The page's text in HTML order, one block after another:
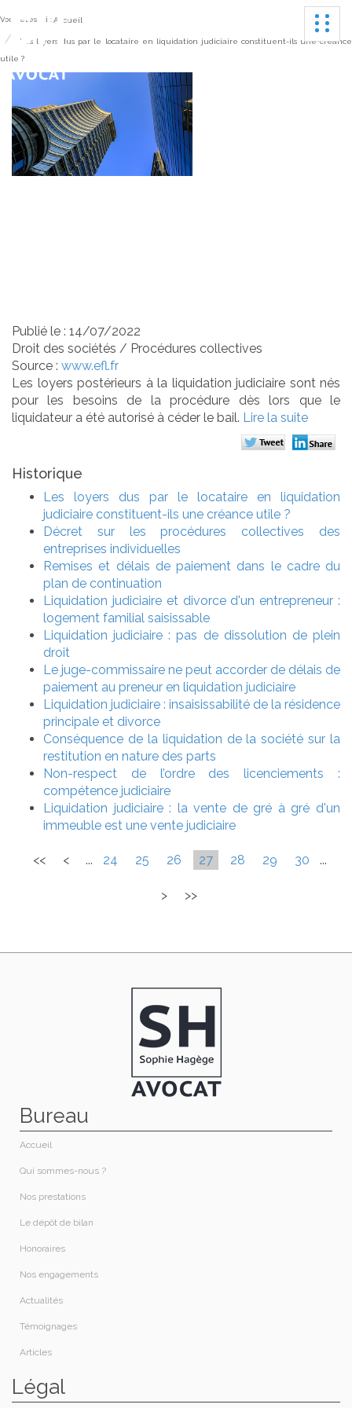
Vous êtes ici :Accueil
Les loyers dus par le locataire en liquidation judiciaire constituent-ils une créance
utile ?
Publié le : 14/07/2022
Droit des sociétés / Procédures collectives
Source : www.efl.fr
Les loyers postérieurs à la liquidation judiciaire sont nés
pour les besoins de la procédure dès lors que le
liquidateur a été autorisé à céder le bail. Lire la suite
Historique
Les loyers dus par le locataire en liquidation
judiciaire constituent-ils une créance utile ?
Décret sur les procédures collectives des
entreprises individuelles
Remises et délais de paiement dans le cadre du
plan de continuation
Liquidation judiciaire et divorce d'un entrepreneur :
logement familial saisissable
Liquidation judiciaire : pas de dissolution de plein
droit
Le juge-commissaire ne peut accorder de délais de
paiement au preneur en liquidation judiciaire
Liquidation judiciaire : insaisissabilité de la résidence
principale et divorce
Conséquence de la liquidation de la société sur la
restitution en nature des parts
Non-respect de l’ordre des licenciements :
compétence judiciaire
Liquidation judiciaire : la vente de gré à gré d'un
immeuble est une vente judiciaire
<< < ... 24 25 26 27 28 29 30 ...
> >>
Bureau
Accueil
Qui sommes-nous ?​
Nos prestations​
Le dépôt de bilan
Honoraires​
Nos engagements
Actualités
Témoignages
Articles
Légal